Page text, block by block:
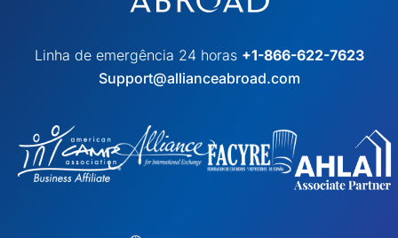
Linha de emergência 24 horas +1-866-622-7623
Support@allianceabroad.com